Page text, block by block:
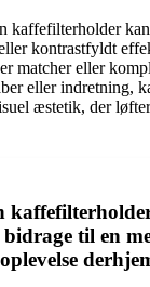
kaffefilterholder
kontrastfyldt
matcher eller
eller indretning,
æstetik, der
til en